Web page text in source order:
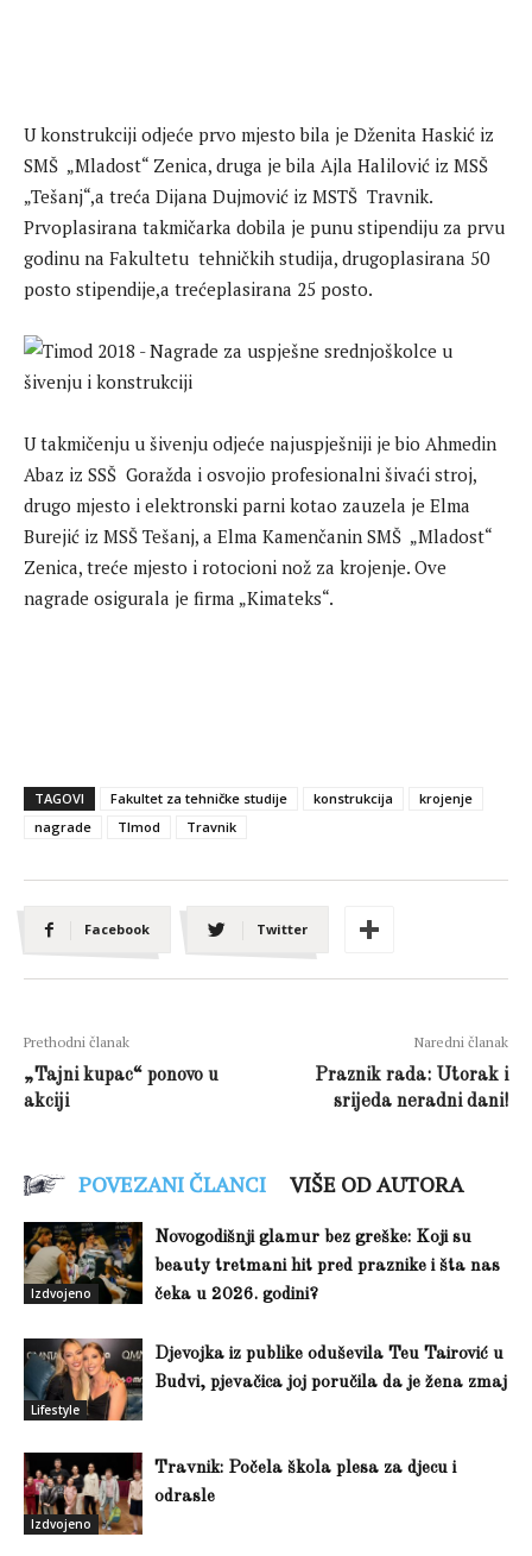
U konstrukciji odjeće prvo mjesto bila je Dženita Haskić iz
SMŠ „Mladost“ Zenica, druga je bila Ajla Halilović iz MSŠ
„Tešanj“,a treća Dijana Dujmović iz MSTŠ Travnik.
Prvoplasirana takmičarka dobila je punu stipendiju za prvu
godinu na Fakultetu tehničkih studija, drugoplasirana 50
posto stipendije,a trećeplasirana 25 posto.
U takmičenju u šivenju odjeće najuspješniji je bio Ahmedin
Abaz iz SSŠ Goražda i osvojio profesionalni šivaći stroj,
drugo mjesto i elektronski parni kotao zauzela je Elma
Burejić iz MSŠ Tešanj, a Elma Kamenčanin SMŠ „Mladost“
Zenica, treće mjesto i rotocioni nož za krojenje. Ove
nagrade osigurala je firma „Kimateks“.
TAGOVI Fakultet za tehničke studije konstrukcija
krojenje
nagrade
TImod Travnik
Facebook Twitter
Prethodni članak
„Tajni kupac“ ponovo u
akciji
Naredni članak
Praznik rada: Utorak i
srijeda neradni dani!
POVEZANI ČLANCI VIŠE OD AUTORA
Izdvojeno
Novogodišnji glamur bez greške: Koji su
beauty tretmani hit pred praznike i šta nas
čeka u 2026. godini?
Lifestyle
Djevojka iz publike oduševila Teu Tairović u
Budvi, pjevačica joj poručila da je žena zmaj
Izdvojeno
Travnik: Počela škola plesa za djecu i
odrasle